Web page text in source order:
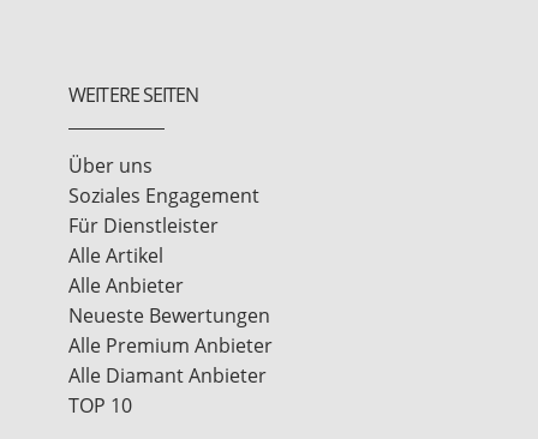
WEITERE SEITEN
Über uns
Soziales Engagement
Für Dienstleister
Alle Artikel
Alle Anbieter
Neueste Bewertungen
Alle Premium Anbieter
Alle Diamant Anbieter
TOP 10